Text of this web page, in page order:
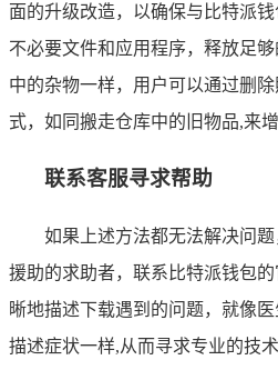
面的升级改造，以确保与比特派
不必要文件和应用程序，释放足
中的杂物一样，用户可以通过删
式，如同搬走仓库中的旧物品,来增
联系客服寻求帮助
如果上述方法都无法解决问
援助的求助者，联系比特派钱包
晰地描述下载遇到的问题，就像
描述症状一样,从而寻求专业的技